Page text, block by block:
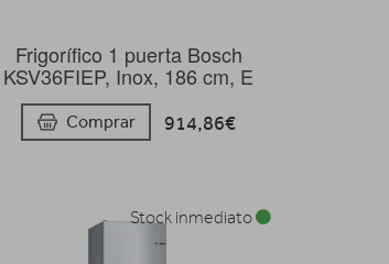
Frigorífico 1 puerta Bosch
KSV36FIEP, Inox, 186 cm, E
Comprar 914,86€
Stock inmediato